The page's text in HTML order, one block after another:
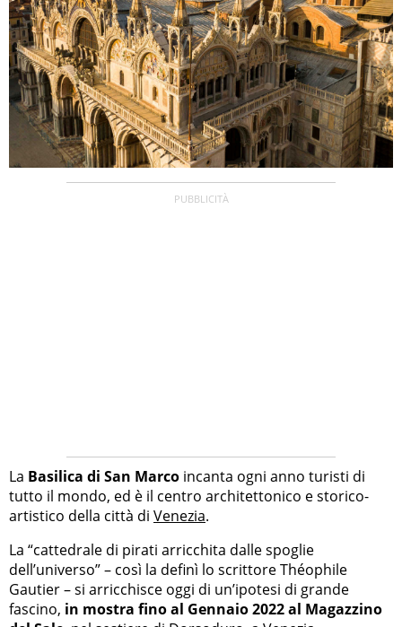
La Basilica di San Marco incanta ogni anno turisti di
tutto il mondo, ed è il centro architettonico e storico-
artistico della città di Venezia.
La “cattedrale di pirati arricchita dalle spoglie
dell’universo” – così la definì lo scrittore Théophile
Gautier – si arricchisce oggi di un’ipotesi di grande
fascino, in mostra fino al Gennaio 2022 al Magazzino